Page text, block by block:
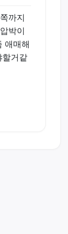
까지
박이
애매해
할거같